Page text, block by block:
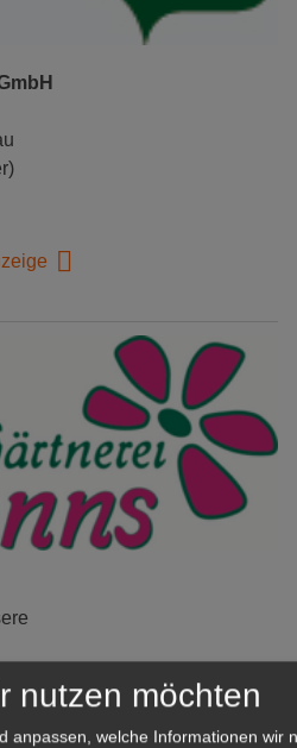
nutzen möchten
anpassen, welche Informationen wir